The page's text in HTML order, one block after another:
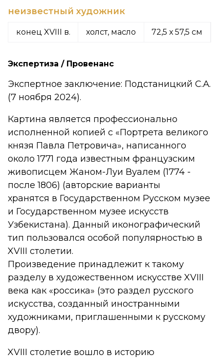
неизвестный художник
конец XVIII в. холст, масло 72,5 х 57,5 см
Экспертиза / Провенанс
Экспертное заключение: Подстаницкий С.А.
(7 ноября 2024).
Картина является профессионально
исполненной копией с «Портрета великого
князя Павла Петровича», написанного
около 1771 года известным французским
живописцем Жаном-Луи Вуалем (1774 -
после 1806) (авторские варианты
хранятся в Государственном Русском музее
и Государственном музее искусств
Узбекистана). Данный иконографический
тип пользовался особой популярностью в
XVIII столетии.
Произведение принадлежит к такому
разделу в художественном искусстве XVIII
века как «россика» (это раздел русского
искусства, созданный иностранными
художниками, приглашенными к русскому
двору).
XVIII столетие вошло в историю